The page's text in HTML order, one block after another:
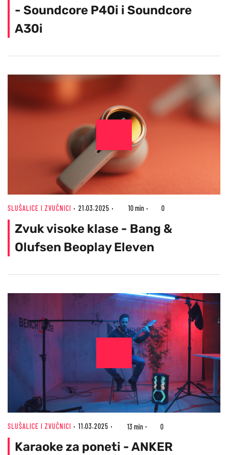
- Soundcore P40i i Soundcore
A30i
SLUŠALICE I ZVUČNICI 21.03.2025 10 min 0
Zvuk visoke klase - Bang &
Olufsen Beoplay Eleven
SLUŠALICE I ZVUČNICI 11.03.2025 13 min 0
Karaoke za poneti - ANKER